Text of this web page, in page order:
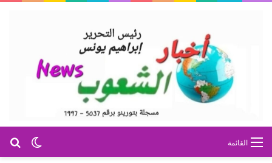
الوضع القائمة